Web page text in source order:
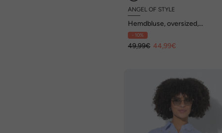
ANGEL OF STYLE
Hemdbluse, oversized,
Nadelstreifen, Herzen,
- 10%
49,99€ 44,99€